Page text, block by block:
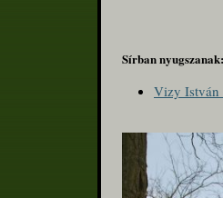
Sírban nyugszanak:
Vizy István